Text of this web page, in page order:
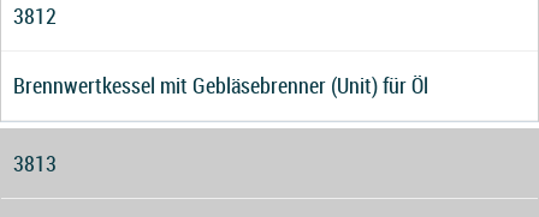
3812
Brennwertkessel mit Gebläsebrenner (Unit) für Öl
3813